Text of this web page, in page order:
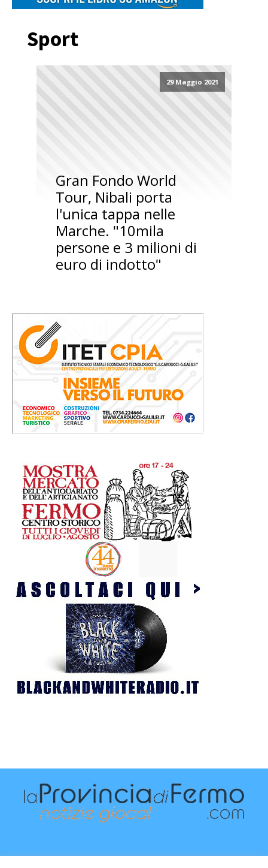
Sport
29 Maggio 2021
Gran Fondo World
Tour, Nibali porta
l'unica tappa nelle
Marche. "10mila
persone e 3 milioni di
euro di indotto"